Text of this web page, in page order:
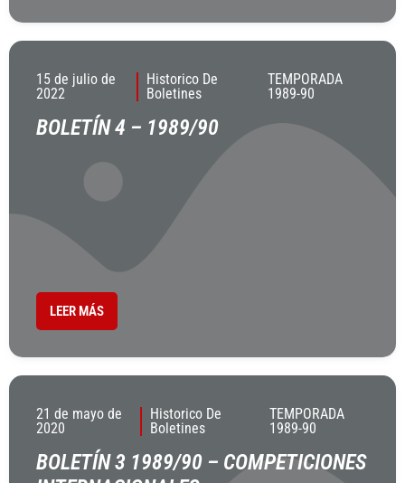
15 de julio de
2022
Historico De
Boletines
TEMPORADA
1989-90
BOLETÍN 4 – 1989/90
LEER MÁS
21 de mayo de
2020
Historico De
Boletines
TEMPORADA
1989-90
BOLETÍN 3 1989/90 – COMPETICIONES